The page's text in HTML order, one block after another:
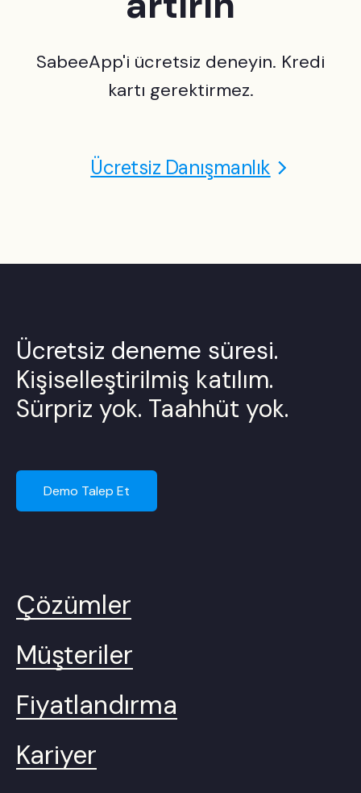
SabeeApp'i ücretsiz deneyin. Kredi
kartı gerektirmez.
Ücretsiz Danışmanlık
Ücretsiz deneme süresi.
Kişiselleştirilmiş katılım.
Sürpriz yok. Taahhüt yok.
Demo Talep Et
Çözümler
Müşteriler
Fiyatlandırma
Kariyer